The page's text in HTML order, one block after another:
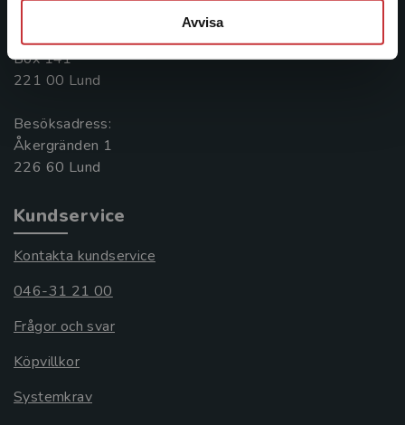
Avvisa
Postadress:
Box 141
221 00 Lund
Besöksadress:
Åkergränden 1
Kundservice
Kontakta kundservice
046-31 21 00
Frågor och svar
Köpvillkor
Systemkrav